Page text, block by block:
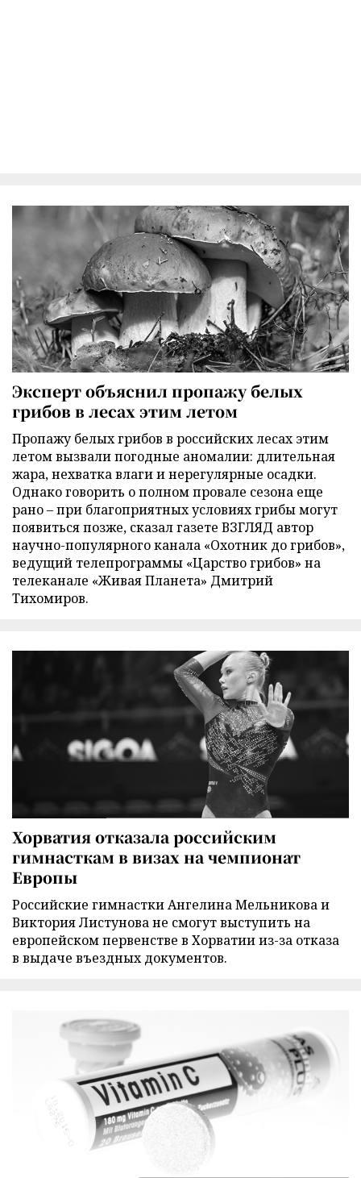
Эксперт объяснил пропажу белых
грибов в лесах этим летом
Пропажу белых грибов в российских лесах этим
летом вызвали погодные аномалии: длительная
жара, нехватка влаги и нерегулярные осадки.
Однако говорить о полном провале сезона еще
рано – при благоприятных условиях грибы могут
появиться позже, сказал газете ВЗГЛЯД автор
научно-популярного канала «Охотник до грибов»,
ведущий телепрограммы «Царство грибов» на
телеканале «Живая Планета» Дмитрий
Тихомиров.
Хорватия отказала российским
гимнасткам в визах на чемпионат
Европы
Российские гимнастки Ангелина Мельникова и
Виктория Листунова не смогут выступить на
европейском первенстве в Хорватии из-за отказа
в выдаче въездных документов.